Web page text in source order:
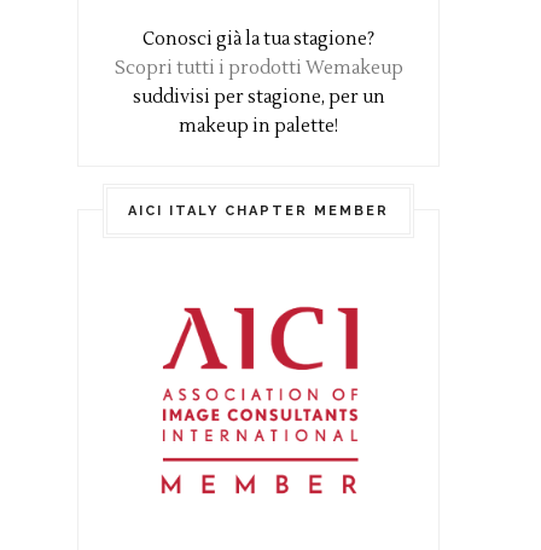
Conosci già la tua stagione?
Scopri tutti i prodotti Wemakeup
suddivisi per stagione, per un
makeup in palette!
AICI ITALY CHAPTER MEMBER